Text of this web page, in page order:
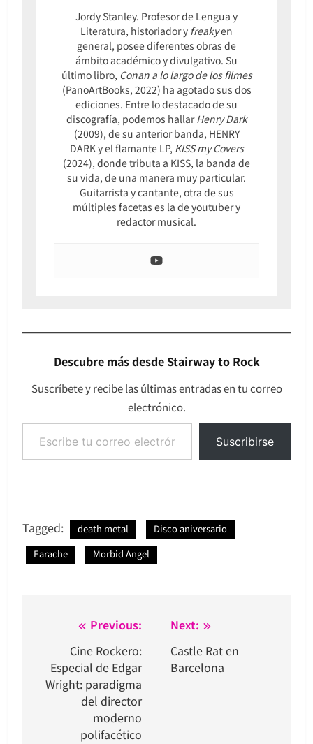
Jordy Stanley. Profesor de Lengua y
Literatura, historiador y freakyen
general, posee diferentes obras de
ámbito académico y divulgativo. Su
último libro, Conan a lo largo de los filmes
(PanoArtBooks, 2022) ha agotado sus dos
ediciones. Entre lo destacado de su
discografía, podemos hallarHenry Dark
(2009), de su anterior banda, HENRY
DARK y el flamante LP, KISS my Covers
(2024), donde tributa a KISS, la banda de
su vida, de una manera muy particular.
Guitarrista y cantante, otra de sus
múltiples facetas es la de youtuber y
redactor musical.
Descubre más desde Stairway to Rock
Suscríbete y recibe las últimas entradas en tu correo
electrónico.
Escribe tu correo electrónico…
Suscribirse
Tagged: death metal
Disco aniversario
Earache
Morbid Angel
Navegación
entradas
Previous:
Cine Rockero:
Especial de Edgar
Wright: paradigma
del director
moderno
polifacético
Next:
Castle Rat en
Barcelona